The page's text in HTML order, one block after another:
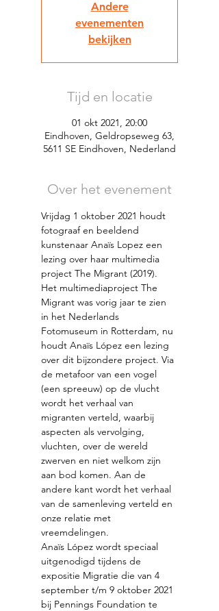
Andere
evenementen
bekijken
Tijd en locatie
01 okt 2021, 20:00
Eindhoven, Geldropseweg 63,
5611 SE Eindhoven, Nederland
Over het evenement
Vrijdag 1 oktober 2021 houdt
fotograaf en beeldend
kunstenaar Anaïs Lopez een
lezing over haar multimedia
project The Migrant (2019).
Het multimediaproject The
Migrant was vorig jaar te zien
in het Nederlands
Fotomuseum in Rotterdam, nu
houdt Anaïs López een lezing
over dit bijzondere project. Via
de metafoor van een vogel
(een spreeuw) op de vlucht
wordt het verhaal van
migranten verteld, waarbij
aspecten als vervolging,
vluchten, over de wereld
zwerven en niet welkom zijn
aan bod komen. Aan de
andere kant wordt het verhaal
van de samenleving verteld en
onze relatie met
vreemdelingen.
Anaïs López wordt speciaal
uitgenodigd tijdens de
expositie Migratie die van 4
september t/m 9 oktober 2021
bij Pennings Foundation te